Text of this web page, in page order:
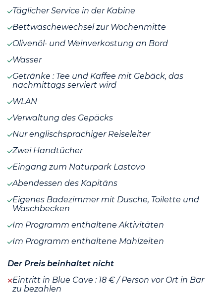
Täglicher Service in der Kabine
Bettwäschewechsel zur Wochenmitte
Olivenöl- und Weinverkostung an Bord
Wasser
Getränke : Tee und Kaffee mit Gebäck, das
nachmittags serviert wird
WLAN
Verwaltung des Gepäcks
Nur englischsprachiger Reiseleiter
Zwei Handtücher
Eingang zum Naturpark Lastovo
Abendessen des Kapitäns
Eigenes Badezimmer mit Dusche, Toilette und
Waschbecken
Im Programm enthaltene Aktivitäten
Im Programm enthaltene Mahlzeiten
Der Preis beinhaltet nicht
Eintritt in Blue Cave : 18 € / Person vor Ort in Bar
zu bezahlen